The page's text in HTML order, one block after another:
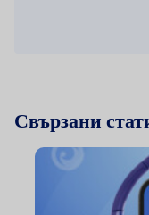
Свързани